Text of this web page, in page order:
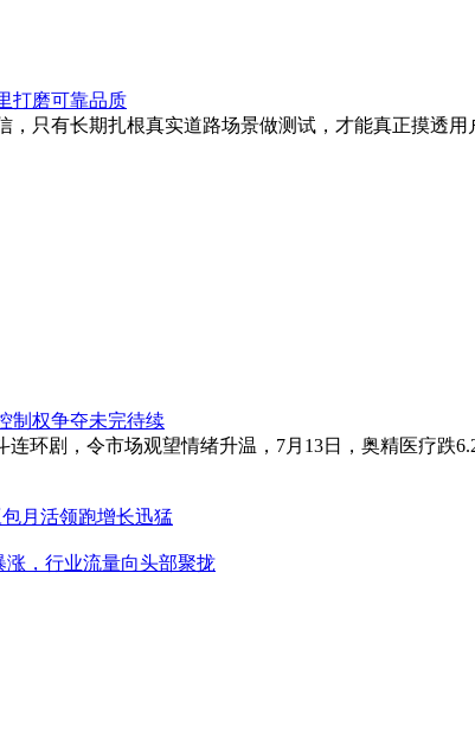
打磨可靠品质
只有长期扎根真实道路场景做测试，才能真正摸透
制权争夺未完待续
环剧，令市场观望情绪升温，7月13日，奥精医疗跌
月活领跑增长迅猛
涨，行业流量向头部聚拢